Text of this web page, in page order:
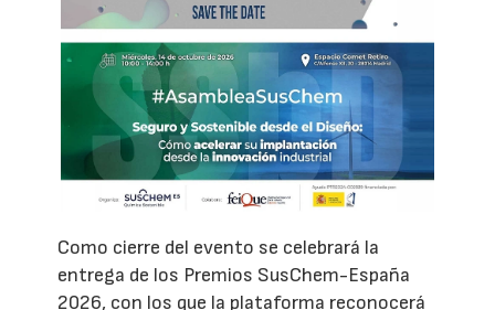
Como cierre del evento se celebrará la
entrega de los Premios SusChem-España
2026, con los que la plataforma reconocerá